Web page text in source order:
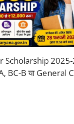
Scholarship
BC-B या General